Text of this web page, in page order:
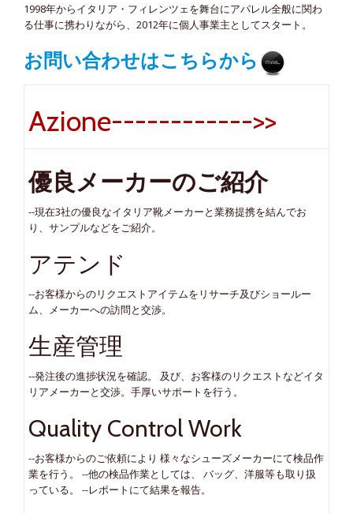
1998年からイタリア・フィレンツェを舞台にアパレル全般に関わ
る仕事に携わりながら、2012年に個人事業主としてスタート。
お問い合わせはこちらから
Azione------------>>
優良メーカーのご紹介
--現在3社の優良なイタリア靴メーカーと業務提携を結んでお
り、サンプルなどをご紹介。
アテンド
--お客様からのリクエストアイテムをリサーチ及びショールー
ム、メーカーへの訪問と交渉。
生産管理
--発注後の進捗状況を確認。 及び、お客様のリクエストなどイタ
リアメーカーと交渉。手厚いサポートを行う。
Quality Control Work
--お客様からのご依頼により 様々なシューズメーカーにて検品作
業を行う。 --他の検品作業としては、 バッグ、洋服等も取り扱
っている。 --レポートにて結果を報告。